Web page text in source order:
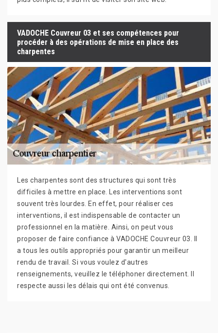
VADOCHE Couvreur 03 et ses compétences pour
procéder à des opérations de mise en place des
charpentes
Les charpentes sont des structures qui sont très
difficiles à mettre en place. Les interventions sont
souvent très lourdes. En effet, pour réaliser ces
interventions, il est indispensable de contacter un
professionnel en la matière. Ainsi, on peut vous
proposer de faire confiance à VADOCHE Couvreur 03. Il
a tous les outils appropriés pour garantir un meilleur
rendu de travail. Si vous voulez d'autres
renseignements, veuillez le téléphoner directement. Il
respecte aussi les délais qui ont été convenus.